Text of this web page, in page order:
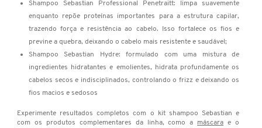
CACHAREL
CALVIN KLEIN
CARE NATURAL BEAUTY
Shampoo Sebastian Professional Penetraitt: limpa suavemente
enquanto repõe proteínas importantes para a estrutura capilar,
trazendo força e resistência ao cabelo. Isso fortalece os fios e
previne a quebra, deixando o cabelo mais resistente e saudável;
Shampoo Sebastian Hydre: formulado com uma mistura de
ingredientes hidratantes e emolientes, hidrata profundamente os
cabelos secos e indisciplinados, controlando o frizz e deixando os
fios macios e sedosos
Experimente resultados completos com o kit shampoo Sebastian e
com os produtos complementares da linha, como a máscara e o